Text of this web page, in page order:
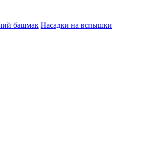
башмак Насадки на вспышки